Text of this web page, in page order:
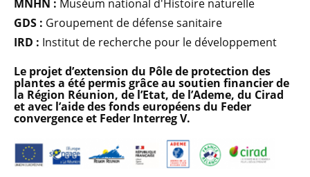
MNHN : Muséum national d'Histoire naturelle
GDS : Groupement de défense sanitaire
IRD : Institut de recherche pour le développement
Le projet d’extension du Pôle de protection des
plantes a été permis grâce au soutien financier de
la Région Réunion, de l’Etat, de l’Ademe, du Cirad
et avec l’aide des fonds européens du Feder
convergence et Feder Interreg V.